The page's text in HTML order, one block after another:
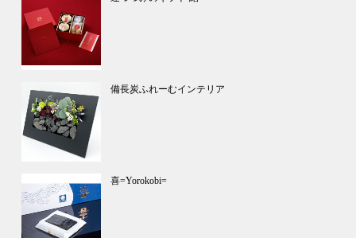
備長炭ふれーむインテリア
喜=Yorokobi=